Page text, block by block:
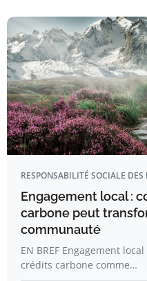
RESPONSABILITÉ SOCIALE DES
Engagement local :
carbone peut
communauté
EN BREF Engagement
crédits carbone comme…